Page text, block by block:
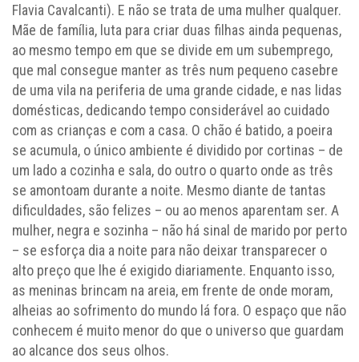
Flavia Cavalcanti). E não se trata de uma mulher qualquer.
Mãe de família, luta para criar duas filhas ainda pequenas,
ao mesmo tempo em que se divide em um subemprego,
que mal consegue manter as três num pequeno casebre
de uma vila na periferia de uma grande cidade, e nas lidas
domésticas, dedicando tempo considerável ao cuidado
com as crianças e com a casa. O chão é batido, a poeira
se acumula, o único ambiente é dividido por cortinas – de
um lado a cozinha e sala, do outro o quarto onde as três
se amontoam durante a noite. Mesmo diante de tantas
dificuldades, são felizes – ou ao menos aparentam ser. A
mulher, negra e sozinha – não há sinal de marido por perto
– se esforça dia a noite para não deixar transparecer o
alto preço que lhe é exigido diariamente. Enquanto isso,
as meninas brincam na areia, em frente de onde moram,
alheias ao sofrimento do mundo lá fora. O espaço que não
conhecem é muito menor do que o universo que guardam
ao alcance dos seus olhos.